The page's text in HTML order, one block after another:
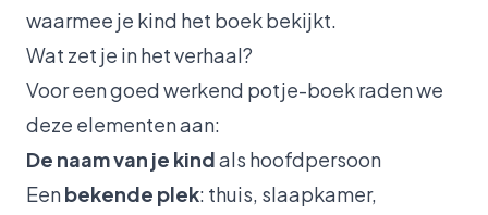
waarmee je kind het boek bekijkt.
Wat zet je in het verhaal?
Voor een goed werkend potje-boek raden we
deze elementen aan:
De naam van je kindals hoofdpersoon
Eenbekende plek: thuis, slaapkamer,